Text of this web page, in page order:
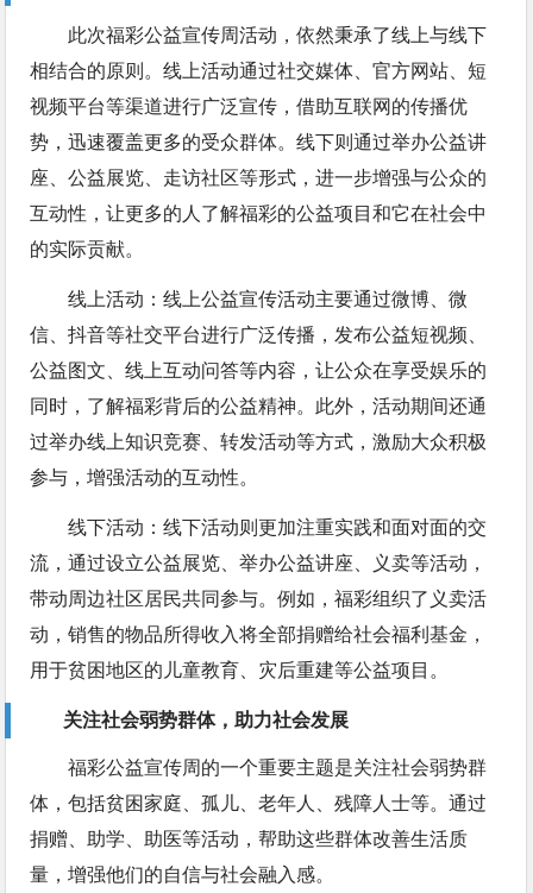
此次福彩公益宣传周活动，依然秉承了线上与线下
相结合的原则。线上活动通过社交媒体、官方网站、短
视频平台等渠道进行广泛宣传，借助互联网的传播优
势，迅速覆盖更多的受众群体。线下则通过举办公益讲
座、公益展览、走访社区等形式，进一步增强与公众的
互动性，让更多的人了解福彩的公益项目和它在社会中
的实际贡献。
线上活动：线上公益宣传活动主要通过微博、微
信、抖音等社交平台进行广泛传播，发布公益短视频、
公益图文、线上互动问答等内容，让公众在享受娱乐的
同时，了解福彩背后的公益精神。此外，活动期间还通
过举办线上知识竞赛、转发活动等方式，激励大众积极
参与，增强活动的互动性。
线下活动：线下活动则更加注重实践和面对面的交
流，通过设立公益展览、举办公益讲座、义卖等活动，
带动周边社区居民共同参与。例如，福彩组织了义卖活
动，销售的物品所得收入将全部捐赠给社会福利基金，
用于贫困地区的儿童教育、灾后重建等公益项目。
关注社会弱势群体，助力社会发展
福彩公益宣传周的一个重要主题是关注社会弱势群
体，包括贫困家庭、孤儿、老年人、残障人士等。通过
捐赠、助学、助医等活动，帮助这些群体改善生活质
量，增强他们的自信与社会融入感。